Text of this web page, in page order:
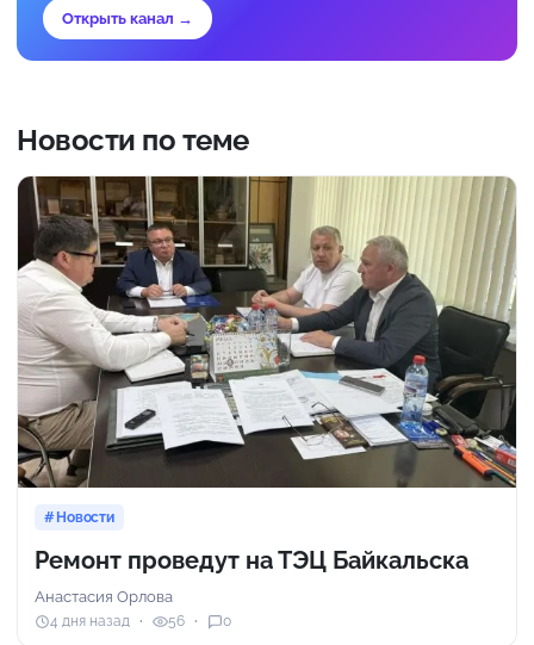
Открыть канал →
Новости по теме
Новости
Ремонт проведут на ТЭЦ Байкальска
Анастасия Орлова
4 дня назад 56 0